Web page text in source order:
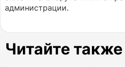
администрации.
Читайте также